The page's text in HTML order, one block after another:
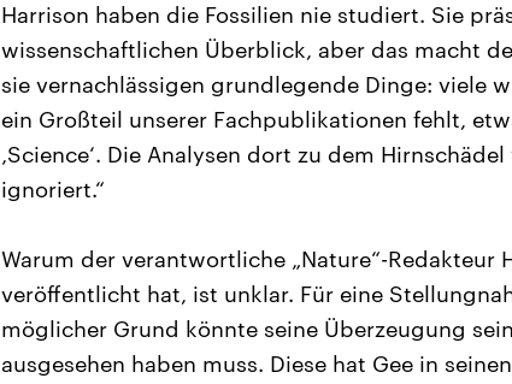
Harrison haben die Fossilien nie studiert. Sie
wissenschaftlichen Überblick, aber das macht
sie vernachlässigen grundlegende Dinge: viele
ein Großteil unserer Fachpublikationen fehlt,
‚Science‘. Die Analysen dort zu dem
ignoriert.“
Warum der verantwortliche „Nature“-Redakteur
veröffentlicht hat, ist unklar. Für eine
möglicher Grund könnte seine Überzeugung
ausgesehen haben muss. Diese hat Gee in